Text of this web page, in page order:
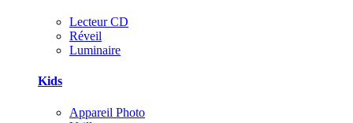
Lecteur CD
Réveil
Luminaire
Kids
Appareil Photo